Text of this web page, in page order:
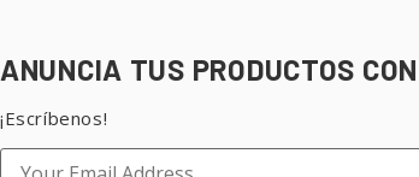
ANUNCIA TUS PRODUCTOS
¡Escríbenos!